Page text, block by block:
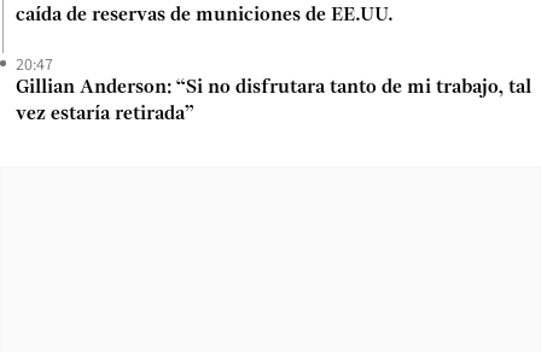
caída de reservas de municiones de EE.UU.
20:47
Gillian Anderson: “Si no disfrutara tanto de mi trabajo, tal
vez estaría retirada”